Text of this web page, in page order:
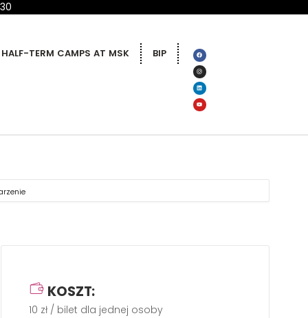
HALF-TERM CAMPS AT MSK BIP
KOSZT:
10 zł / bilet dla jednej osoby